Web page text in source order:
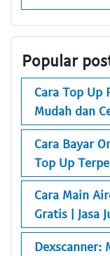
Popular
Cara Top Up
Mudah dan
Cara Bayar
Top Up
Cara Main
Gratis | Jasa
Dexscanner: